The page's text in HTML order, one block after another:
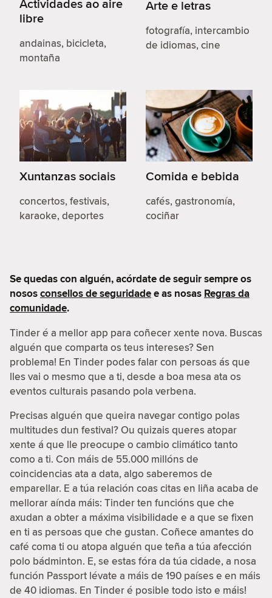
Actividades ao aire
libre
andainas, bicicleta,
montaña
Arte e letras
fotografía, intercambio
de idiomas, cine
Xuntanzas sociais
concertos, festivais,
karaoke, deportes
Comida e bebida
cafés, gastronomía,
cociñar
Se quedas con alguén, acórdate de seguir sempre os
nososconsellos de seguridadee as nosas Regras da
comunidade.
Tinder é a mellor app para coñecer xente nova. Buscas
alguén que comparta os teus intereses? Sen
problema! En Tinder podes falar con persoas ás que
lles vai o mesmo que a ti, desde a boa mesa ata os
eventos culturais pasando pola verbena.
Precisas alguén que queira navegar contigo polas
multitudes dun festival? Ou quizais queres atopar
xente á que lle preocupe o cambio climático tanto
como a ti. Con máis de 55.000 millóns de
coincidencias ata a data, algo saberemos de
emparellar. E a túa relación coas citas en liña acaba de
mellorar aínda máis: Tinder ten funcións que che
axudan a obter a máxima visibilidade e a que se fixen
en ti as persoas que che gustan. Coñece amantes do
café coma ti ou atopa alguén que teña a túa afección
polo bádminton. E, se estas fóra da túa cidade, a nosa
función Passport lévate a máis de 190 países e en máis
de 40 idiomas. En Tinder é posible todo isto e máis!